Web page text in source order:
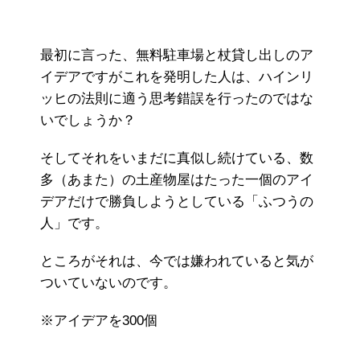
最初に言った、無料駐車場と杖貸し出しのア
イデアですがこれを発明した人は、ハインリ
ッヒの法則に適う思考錯誤を行ったのではな
いでしょうか？
そしてそれをいまだに真似し続けている、数
多（あまた）の土産物屋はたった一個のアイ
デアだけで勝負しようとしている「ふつうの
人」です。
ところがそれは、今では嫌われていると気が
ついていないのです。
※アイデアを300個